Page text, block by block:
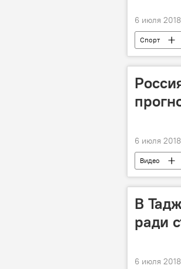
6 июля
Спорт
6 июля
Видео
В
ради
6 июля